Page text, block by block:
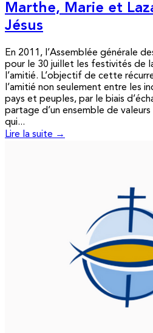
Marthe, Marie et
Jésus
En 2011, l’Assemblée générale
pour le 30 juillet les festivités de
l’amitié. L’objectif de cette
l’amitié non seulement entre les
pays et peuples, par le biais
partage d’un ensemble de
qui...
Lire la suite →